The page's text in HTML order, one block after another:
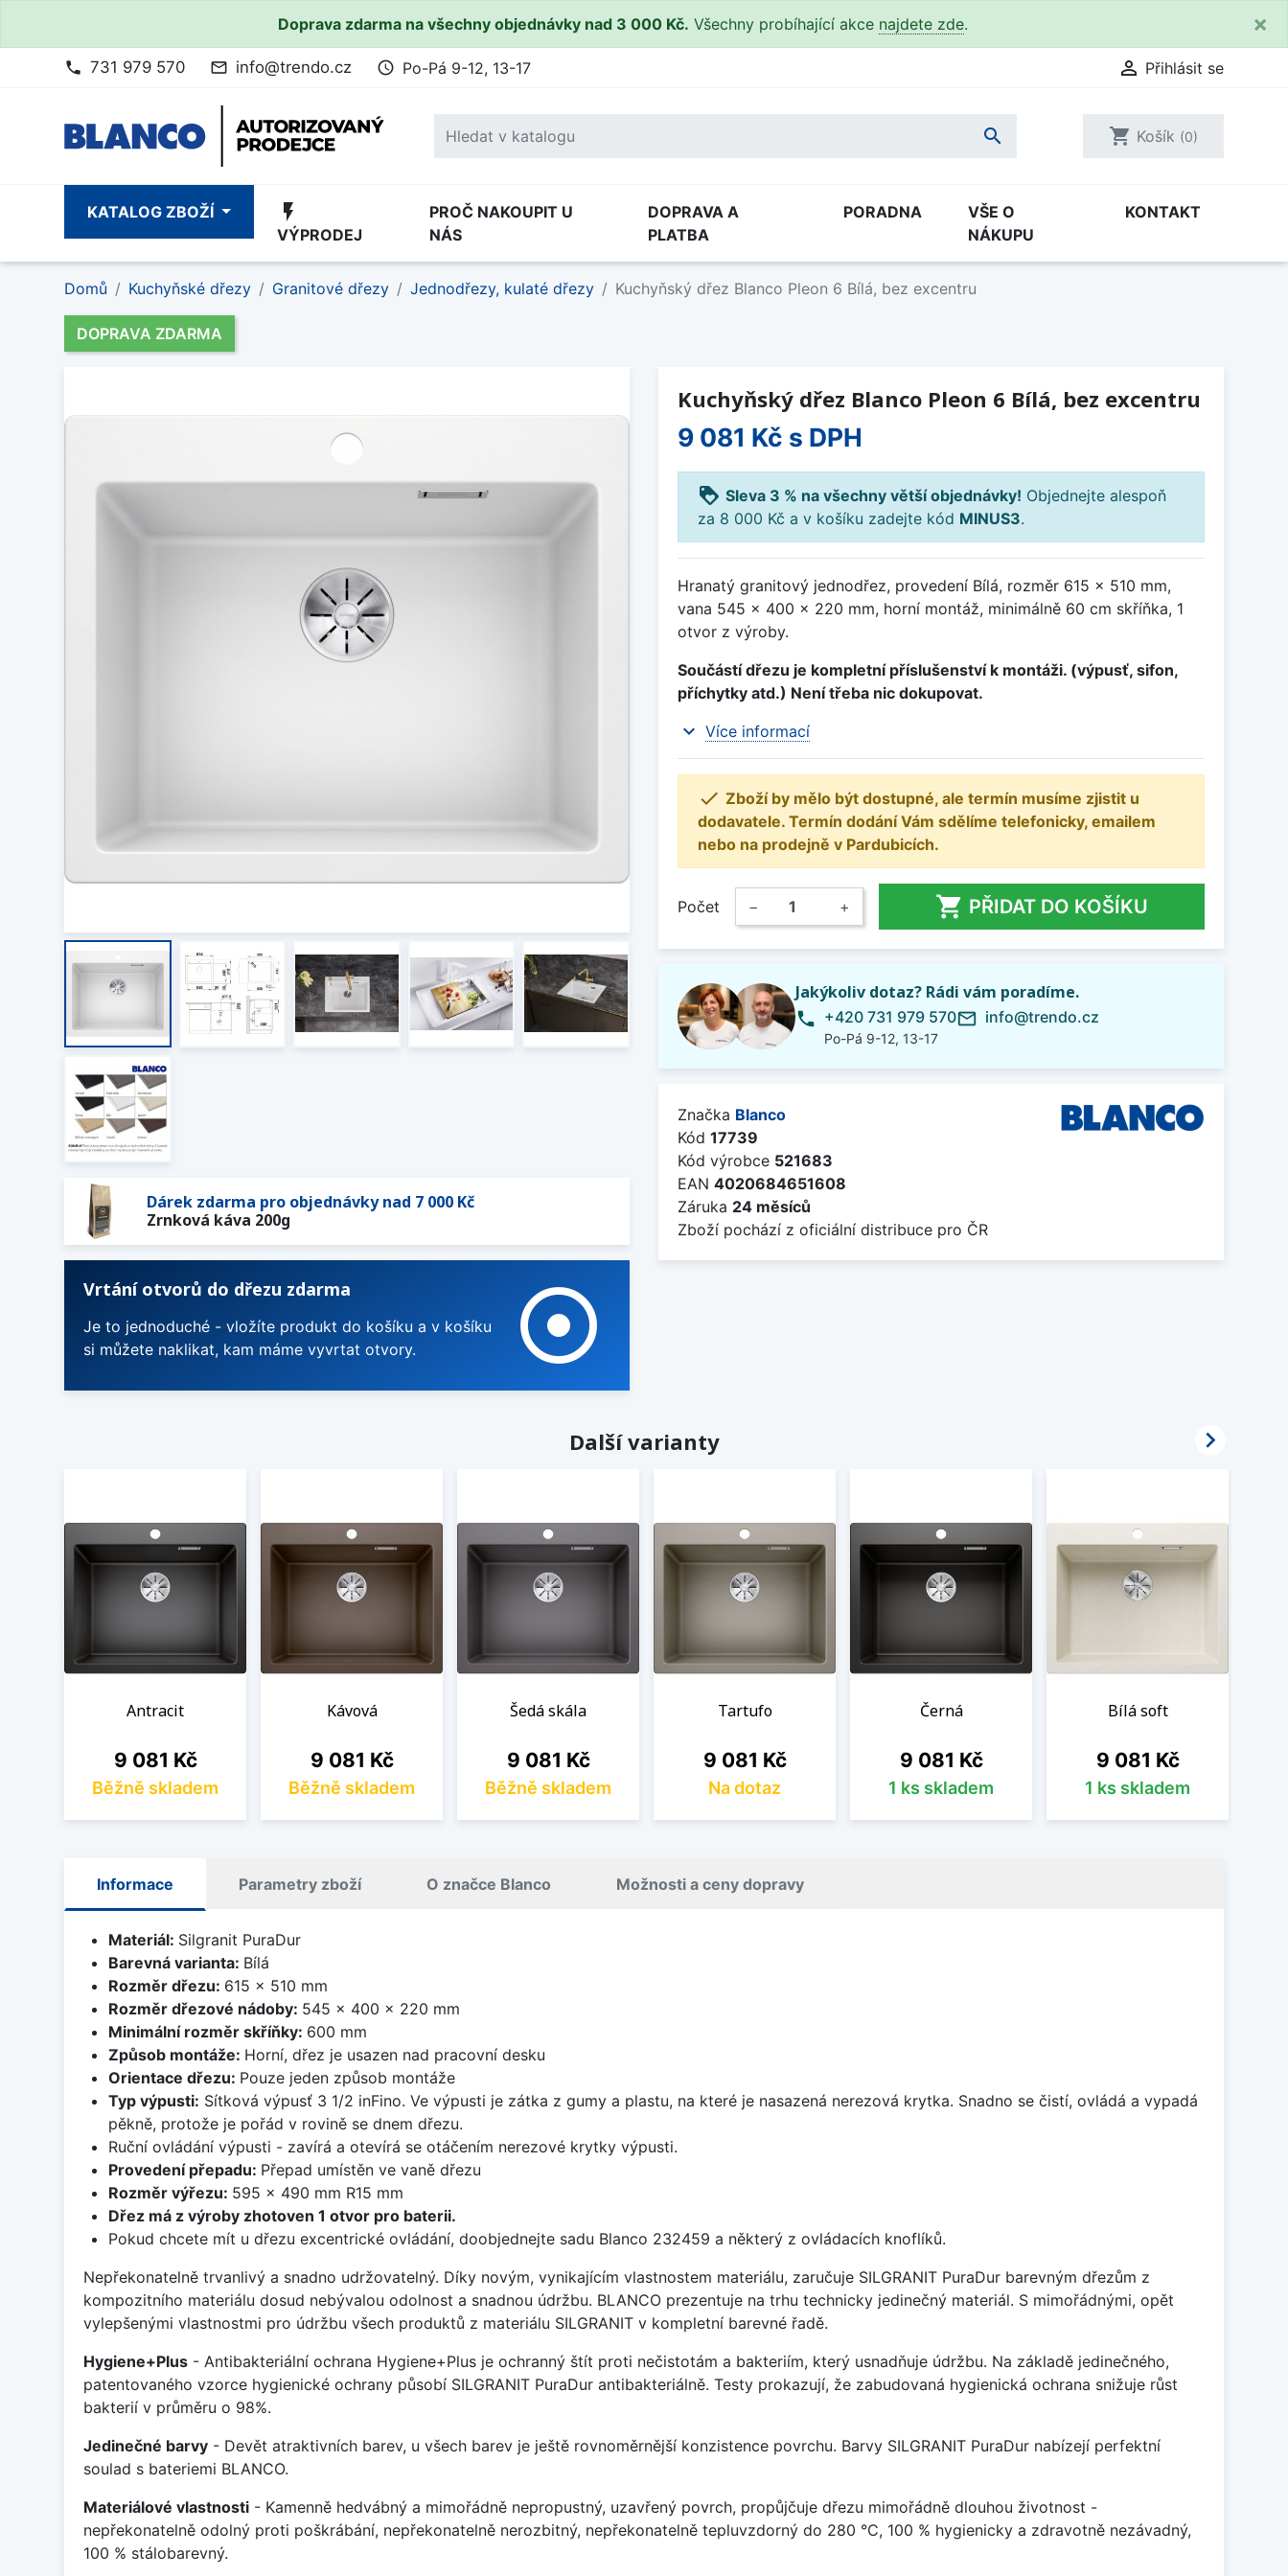
Doprava zdarma na všechny objednávky nad 3 000 Kč. Všechny probíhající akce najdete zde. ×
phone 731 979 570 mail_outline info@trendo.cz access_time Po-Pá 9-12, 13-17  Přihlásit se
 shopping_cart Košík (0)
KATALOG ZBOŽÍ flash_on
VÝPRODEJ
PROČ NAKOUPIT U
NÁS
DOPRAVA A
PLATBA
PORADNA
VŠE O
NÁKUPU
KONTAKT
Domů Kuchyňské dřezy Granitové dřezy Jednodřezy, kulaté dřezy Kuchyňský dřez Blanco Pleon 6 Bílá, bez excentru
DOPRAVA ZDARMA
Dárek zdarma pro objednávky nad 7 000 Kč
Zrnková káva 200g
Vrtání otvorů do dřezu zdarma
Je to jednoduché - vložíte produkt do košíku a v košíku
si můžete naklikat, kam máme vyvrtat otvory.
adjust
Kuchyňský dřez Blanco Pleon 6 Bílá, bez excentru
9 081 Kč s DPH
loyalty Sleva 3 % na všechny větší objednávky! Objednejte alespoň
za 8 000 Kč a v košíku zadejte kód MINUS3.
Hranatý granitový jednodřez, provedení Bílá, rozměr 615 x 510 mm,
vana 545 x 400 x 220 mm, horní montáž, minimálně 60 cm skříňka, 1
otvor z výroby.
Součástí dřezu je kompletní příslušenství k montáži. (výpusť, sifon,
příchytky atd.) Není třeba nic dokupovat.
expand_more Více informací
 Zboží by mělo být dostupné, ale termín musíme zjistit u
dodavatele. Termín dodání Vám sdělíme telefonicky, emailem
nebo na prodejně v Pardubicích.
Počet − +  PŘIDAT DO KOŠÍKU
Jakýkoliv dotaz? Rádi vám poradíme.
phone +420 731 979 570
Po-Pá 9-12, 13-17
mail_outline info@trendo.cz
Značka Blanco
Kód 17739
Kód výrobce 521683
EAN 4020684651608
Záruka 24 měsíců
Zboží pochází z oficiální distribuce pro ČR
Další varianty
Antracit
Cena
9 081 Kč
Běžně skladem
Kávová
Cena
9 081 Kč
Běžně skladem
Šedá skála
Cena
9 081 Kč
Běžně skladem
Tartufo
Cena
9 081 Kč
Na dotaz
Černá
Cena
9 081 Kč
1 ks skladem
Bílá soft
Cena
9 081 Kč
1 ks skladem

Informace Parametry zboží O značce Blanco Možnosti a ceny dopravy
Materiál: Silgranit PuraDur
Barevná varianta: Bílá
Rozměr dřezu: 615 x 510 mm
Rozměr dřezové nádoby: 545 x 400 x 220 mm
Minimální rozměr skříňky: 600 mm
Způsob montáže: Horní, dřez je usazen nad pracovní desku
Orientace dřezu: Pouze jeden způsob montáže
Typ výpusti: Sítková výpusť 3 1/2 inFino. Ve výpusti je zátka z gumy a plastu, na které je nasazená nerezová krytka. Snadno se čistí, ovládá a vypadá
pěkně, protože je pořád v rovině se dnem dřezu.
Ruční ovládání výpusti - zavírá a otevírá se otáčením nerezové krytky výpusti.
Provedení přepadu: Přepad umístěn ve vaně dřezu
Rozměr výřezu: 595 x 490 mm R15 mm
Dřez má z výroby zhotoven 1 otvor pro baterii.
Pokud chcete mít u dřezu excentrické ovládání, doobjednejte sadu Blanco 232459 a některý z ovládacích knoflíků.
Nepřekonatelně trvanlivý a snadno udržovatelný. Díky novým, vynikajícím vlastnostem materiálu, zaručuje SILGRANIT PuraDur barevným dřezům z
kompozitního materiálu dosud nebývalou odolnost a snadnou údržbu. BLANCO prezentuje na trhu technicky jedinečný materiál. S mimořádnými, opět
vylepšenými vlastnostmi pro údržbu všech produktů z materiálu SILGRANIT v kompletní barevné řadě.
Hygiene+Plus - Antibakteriální ochrana Hygiene+Plus je ochranný štít proti nečistotám a bakteriím, který usnadňuje údržbu. Na základě jedinečného,
patentovaného vzorce hygienické ochrany působí SILGRANIT PuraDur antibakteriálně. Testy prokazují, že zabudovaná hygienická ochrana snižuje růst
bakterií v průměru o 98%.
Jedinečné barvy - Devět atraktivních barev, u všech barev je ještě rovnoměrnější konzistence povrchu. Barvy SILGRANIT PuraDur nabízejí perfektní
soulad s bateriemi BLANCO.
Materiálové vlastnosti - Kamenně hedvábný a mimořádně nepropustný, uzavřený povrch, propůjčuje dřezu mimořádně dlouhou životnost -
nepřekonatelně odolný proti poškrábání, nepřekonatelně nerozbitný, nepřekonatelně tepluvzdorný do 280 °C, 100 % hygienicky a zdravotně nezávadný,
100 % stálobarevný.